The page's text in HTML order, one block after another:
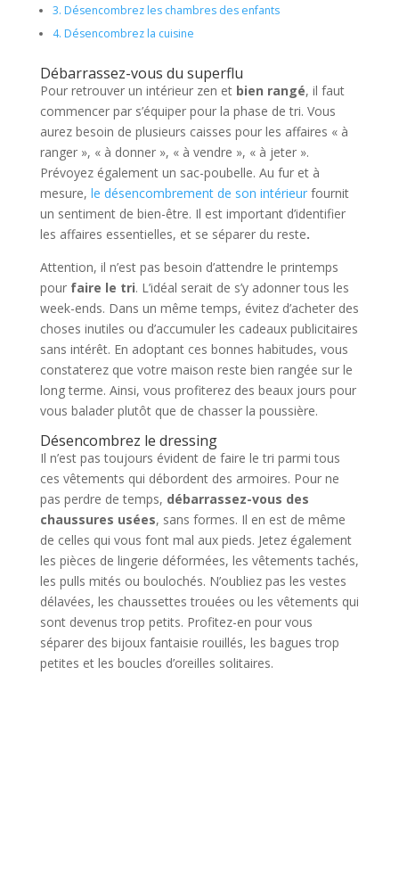
3. Désencombrez les chambres des enfants
4. Désencombrez la cuisine
Débarrassez-vous du superflu
Pour retrouver un intérieur zen et bien rangé, il faut
commencer par s’équiper pour la phase de tri. Vous
aurez besoin de plusieurs caisses pour les affaires « à
ranger », « à donner », « à vendre », « à jeter ».
Prévoyez également un sac-poubelle. Au fur et à
mesure, le désencombrement de son intérieurfournit
un sentiment de bien-être. Il est important d’identifier
les affaires essentielles, et se séparer du reste.
Attention, il n’est pas besoin d’attendre le printemps
pour faire le tri. L’idéal serait de s’y adonner tous les
week-ends. Dans un même temps, évitez d’acheter des
choses inutiles ou d’accumuler les cadeaux publicitaires
sans intérêt. En adoptant ces bonnes habitudes, vous
constaterez que votre maison reste bien rangée sur le
long terme. Ainsi, vous profiterez des beaux jours pour
vous balader plutôt que de chasser la poussière.
Désencombrez le dressing
Il n’est pas toujours évident de faire le tri parmi tous
ces vêtements qui débordent des armoires. Pour ne
pas perdre de temps, débarrassez-vous des
chaussures usées, sans formes. Il en est de même
de celles qui vous font mal aux pieds. Jetez également
les pièces de lingerie déformées, les vêtements tachés,
les pulls mités ou boulochés. N’oubliez pas les vestes
délavées, les chaussettes trouées ou les vêtements qui
sont devenus trop petits. Profitez-en pour vous
séparer des bijoux fantaisie rouillés, les bagues trop
petites et les boucles d’oreilles solitaires.